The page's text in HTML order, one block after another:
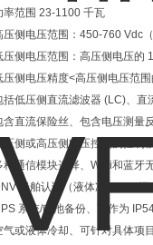
率范围 23-1100 千瓦
压侧电压范围：450-760 Vdc
压侧电压范围：高压侧电压的
压侧电压精度<高压侧电压范
括低压侧直流滤波器 (LC)、直
含直流保险丝、包含电压测量
压侧或高压侧电压控制的控制
种通信模块选择、WiFi和蓝牙
船舶认证（液体冷却）、
系统/电池备份、可作为
气或液体冷却、可针对具体项